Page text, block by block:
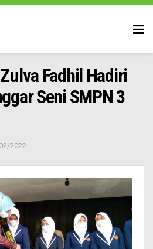
Fadhil Hadiri
Seni SMPN 3
2022